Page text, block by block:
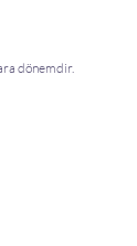
dönemdir.